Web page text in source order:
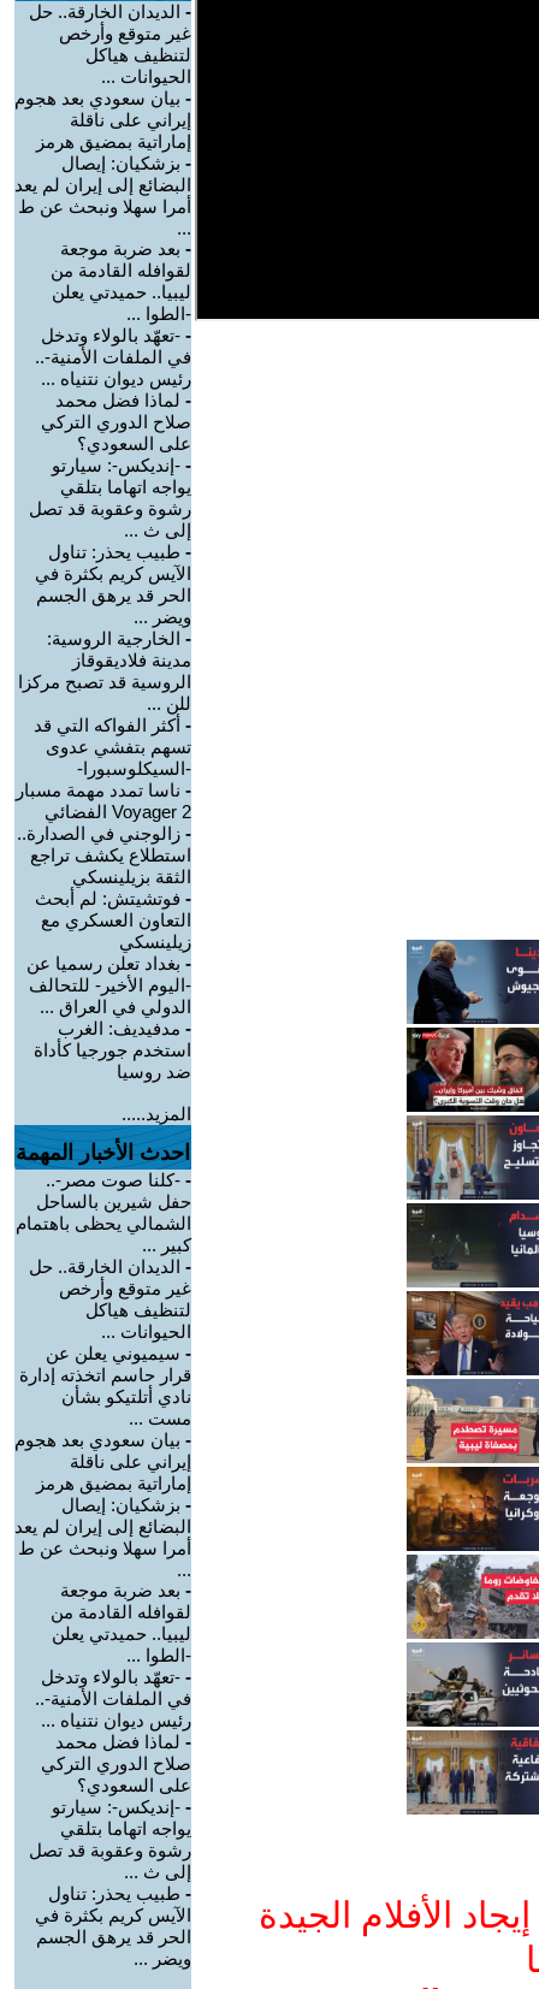
الأفلام الجيدة
- الديدان الخارقة.. حل
غير متوقع وأرخص
لتنظيف هياكل
الحيوانات ...
- بيان سعودي بعد هجوم
إيراني على ناقلة
إماراتية بمضيق هرمز
- بزشكيان: إيصال
البضائع إلى إيران لم يعد
أمرا سهلا ونبحث عن ط
...
- بعد ضربة موجعة
لقوافله القادمة من
ليبيا.. حميدتي يعلن
-الطوا ...
- -تعهّد بالولاء وتدخل
في الملفات الأمنية-..
رئيس ديوان نتنياه ...
- لماذا فضل محمد
صلاح الدوري التركي
على السعودي؟
- -إنديكس-: سيارتو
يواجه اتهاما بتلقي
رشوة وعقوبة قد تصل
إلى ث ...
- طبيب يحذر: تناول
الآيس كريم بكثرة في
الحر قد يرهق الجسم
ويضر ...
- الخارجية الروسية:
مدينة فلاديقوقاز
الروسية قد تصبح مركزا
للن ...
- أكثر الفواكه التي قد
تسهم بتفشي عدوى
-السيكلوسبورا-
- ناسا تمدد مهمة مسبار
Voyager 2 الفضائي
- زالوجني في الصدارة..
استطلاع يكشف تراجع
الثقة بزيلينسكي
- فوتشيتش: لم أبحث
التعاون العسكري مع
زيلينسكي
- بغداد تعلن رسميا عن
-اليوم الأخير- للتحالف
الدولي في العراق ...
- مدفيديف: الغرب
استخدم جورجيا كأداة
ضد روسيا
المزيد.....
احدث الأخبار المهمة
- -كلنا صوت مصر-..
حفل شيرين بالساحل
الشمالي يحظى باهتمام
كبير ...
- الديدان الخارقة.. حل
غير متوقع وأرخص
لتنظيف هياكل
الحيوانات ...
- سيميوني يعلن عن
قرار حاسم اتخذته إدارة
نادي أتلتيكو بشأن
مست ...
- بيان سعودي بعد هجوم
إيراني على ناقلة
إماراتية بمضيق هرمز
- بزشكيان: إيصال
البضائع إلى إيران لم يعد
أمرا سهلا ونبحث عن ط
...
- بعد ضربة موجعة
لقوافله القادمة من
ليبيا.. حميدتي يعلن
-الطوا ...
- -تعهّد بالولاء وتدخل
في الملفات الأمنية-..
رئيس ديوان نتنياه ...
- لماذا فضل محمد
صلاح الدوري التركي
على السعودي؟
- -إنديكس-: سيارتو
يواجه اتهاما بتلقي
رشوة وعقوبة قد تصل
إلى ث ...
- طبيب يحذر: تناول
الآيس كريم بكثرة في
الحر قد يرهق الجسم
ويضر ...